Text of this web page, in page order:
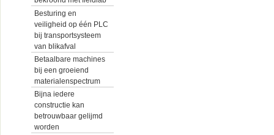
Besturing en
veiligheid op één PLC
bij transportsysteem
van blikafval
Betaalbare machines
bij een groeiend
materialenspectrum
Bijna iedere
constructie kan
betrouwbaar gelijmd
worden